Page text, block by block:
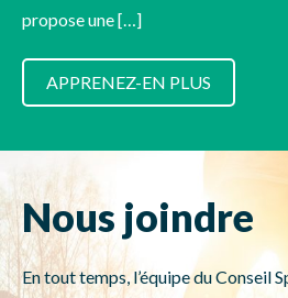
propose une […]
APPRENEZ-EN PLUS
Nous joindre
En tout temps, l’équipe du Conseil